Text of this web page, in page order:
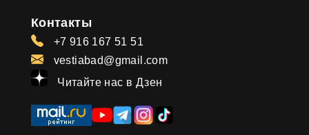
Контакты
+7 916 167 51 51
vestiabad@gmail.com
Читайте нас в Дзен